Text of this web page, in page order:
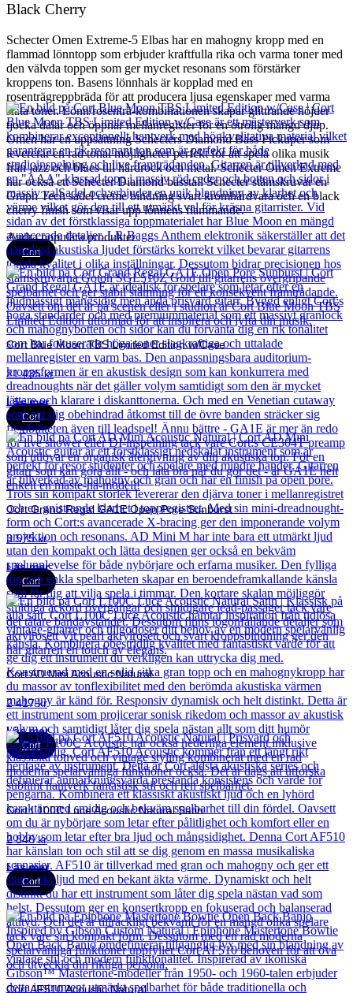
Black Cherry
Schecter Omen Extreme-5 Elbas har en mahogny kropp med en
flammad lönntopp som erbjuder kraftfulla rika och varma toner med
den välvda toppen som ger mycket resonans som förstärker
kroppens ton. Basens lönnhals är kopplad med en
rosenträgreppbräda för att producera ljusa egenskaper med varma
släta toner. Lönn/rosenträ-kombinationen skapar glittrande höjder
tjocka dalar och öppnar mellanregister för en otrolig mängd djup.
Omen har en uppsättning Schecters Diamond Bass Pickuper som
levererar en rad tonal möjligheter perfekt för att spela olika musik
från jazz och blues till hårdrock och metal. Schecter Omen Extreme
har också ett Schecter Diamond basstall Schecter stämskruvar en
Graph Tech sadel crème bindning svart kromhårdvara och en black
cherry finish som visar upp lönnens flammande.
Andra populära produkter
Cort
Cort Blue Moon TBS Limited Edition w/Case
21 435kr
Läs mer
Cort
Cort Grand Regal GA1E Open Pore Sunburst
3 575kr
Läs mer
Cort
Cort AD Mini Acoustic Natural
2 417kr
Läs mer
Cort
Cort L100C Luce Acoustic Natural Satin
2 846kr
Läs mer
Cort
Cort AF510 Acoustic Natural